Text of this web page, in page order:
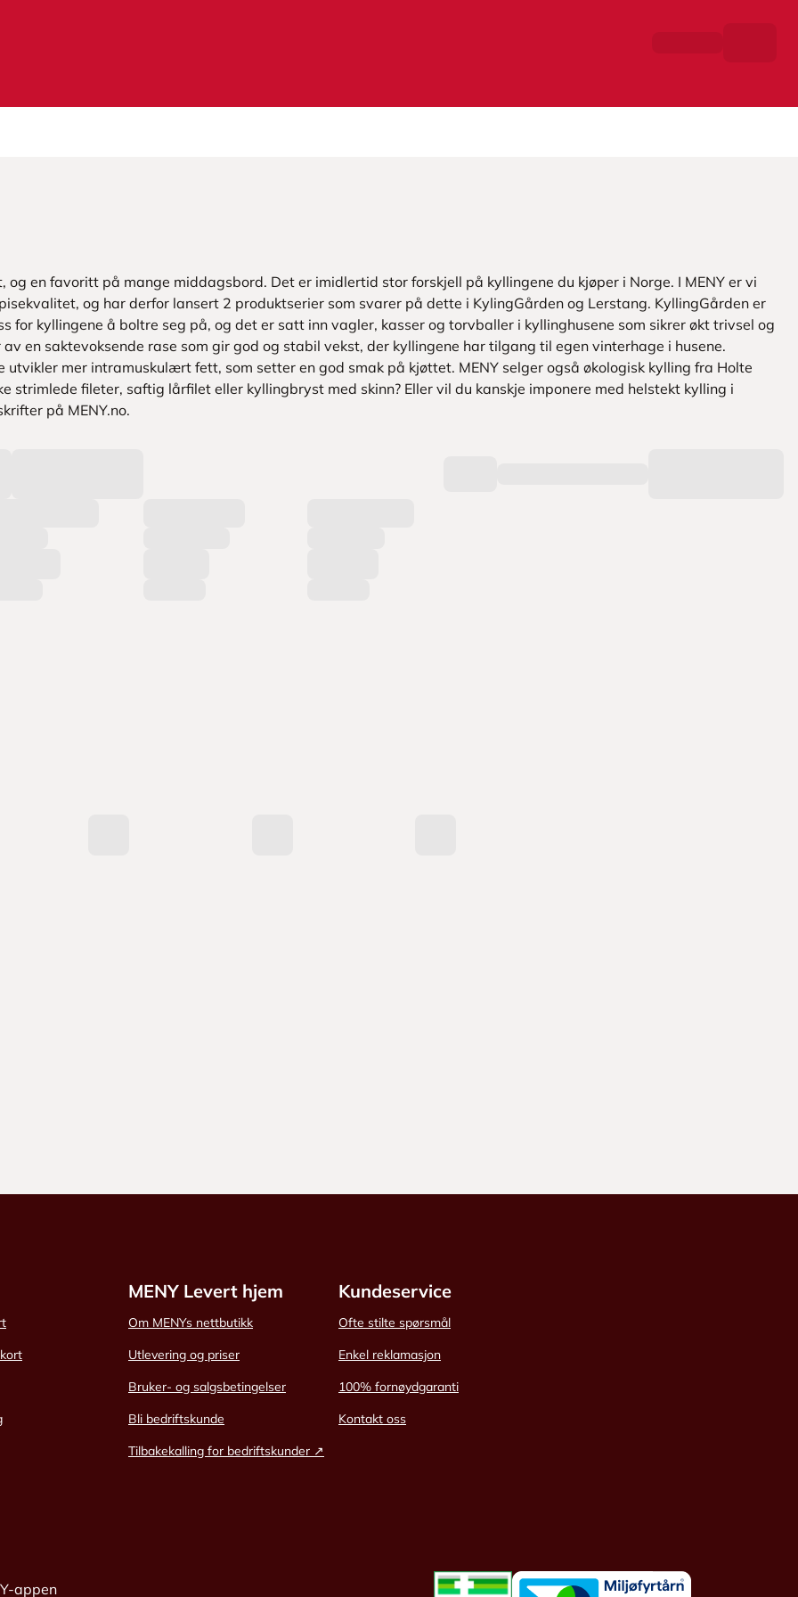
og en favoritt på mange middagsbord. Det er imidlertid stor forskjell på kyllingene du kjøper i Norge. I MENY er vi
og har derfor lansert 2 produktserier som svarer på dette i KylingGården og Lerstang. KyllingGården er
for kyllingene å boltre seg på, og det er satt inn vagler, kasser og torvballer i kyllinghusene som sikrer økt trivsel og
en saktevoksende rase som gir god og stabil vekst, der kyllingene har tilgang til egen vinterhage i husene.
utvikler mer intramuskulært fett, som setter en god smak på kjøttet. MENY selger også økologisk kylling fra Holte
strimlede fileter, saftig lårfilet eller kyllingbryst med skinn? Eller vil du kanskje imponere med helstekt kylling i
på MENY.no.
MENY Levert hjem
Om MENYs nettbutikk
Utlevering og priser
Bruker- og salgsbetingelser
Bli bedriftskunde
Tilbakekalling for bedriftskunder ↗
Kundeservice
Ofte stilte spørsmål
Enkel reklamasjon
100% fornøydgaranti
Kontakt oss
appen